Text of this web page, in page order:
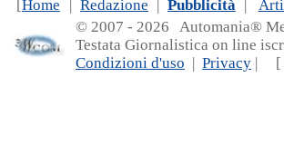
Home Redazione Pubblicità
© 2007 - 2026 Automania®
Testata Giornalistica on line
Condizioni d'uso | Privacy | [